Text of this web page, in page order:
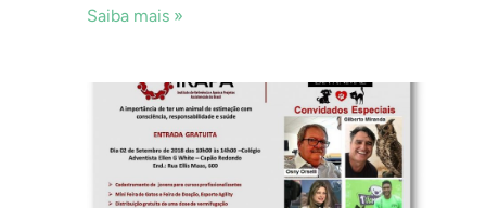
Saiba mais »